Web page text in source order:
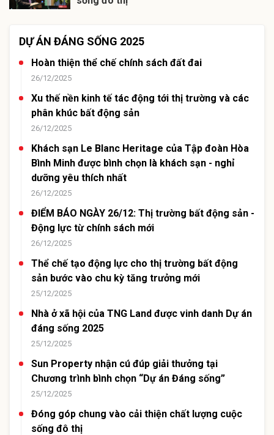
DỰ ÁN ĐÁNG SỐNG 2025
Hoàn thiện thể chế chính sách đất đai
26/12/2025
Xu thế nền kinh tế tác động tới thị trường và các
phân khúc bất động sản
26/12/2025
Khách sạn Le Blanc Heritage của Tập đoàn Hòa
Bình Minh được bình chọn là khách sạn - nghỉ
dưỡng yêu thích nhất
26/12/2025
ĐIỂM BÁO NGÀY 26/12: Thị trường bất động sản -
Động lực từ chính sách mới
26/12/2025
Thể chế tạo động lực cho thị trường bất động
sản bước vào chu kỳ tăng trưởng mới
25/12/2025
Nhà ở xã hội của TNG Land được vinh danh Dự án
đáng sống 2025
25/12/2025
Sun Property nhận cú đúp giải thưởng tại
Chương trình bình chọn “Dự án Đáng sống”
25/12/2025
Đóng góp chung vào cải thiện chất lượng cuộc
sống đô thị